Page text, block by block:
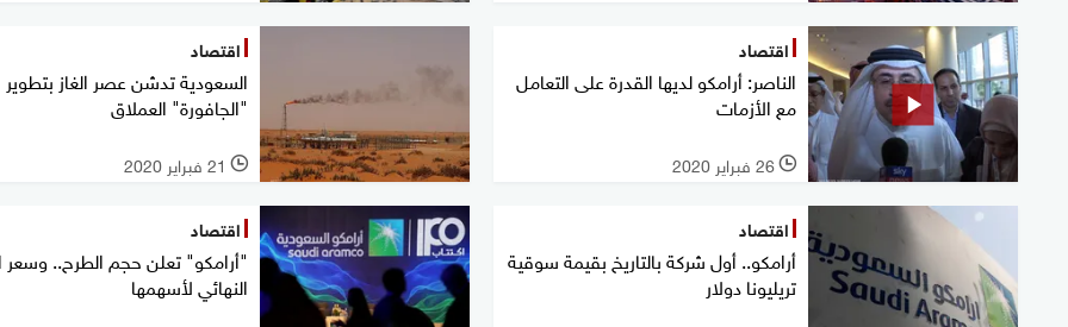
اقتصاد
الناصر: أرامكو لديها القدرة على التعامل
مع الأزمات
l 26 فبراير 2020
اقتصاد
السعودية تدشن عصر الغاز
"الجافورة" العملاق
l 21 فبراير 2020
اقتصاد
أرامكو.. أول شركة بالتاريخ بقيمة سوقية
تريليونا دولار
اقتصاد
"أرامكو" تعلن حجم الطرح.. وسعر
النهائي لأسهمها